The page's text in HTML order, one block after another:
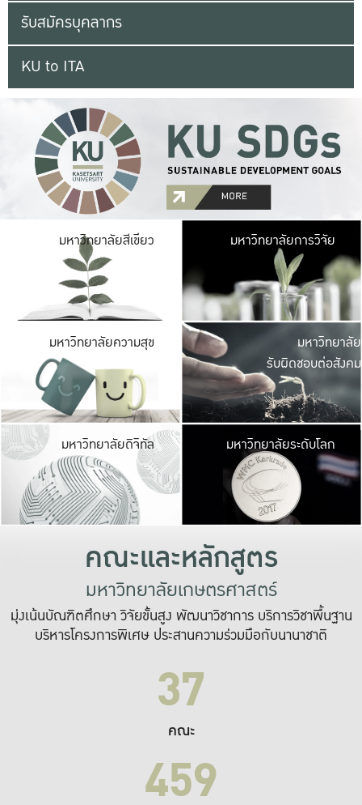
รับสมัครบุคลากร
KU to ITA
มหาวิทยาลัยสีเขียว มหาวิ
มีพื้นที่เขียวสดใส
เป็นป่าในเมือง เกษต
มหาวิทยาลัยการวิจัย
มหาวิทยาลัยความสุข มหาวิ
ค
เปิดประ
และพบเรื่องราวใ
มหาวิทยาลัย
รับผิดชอบต่อสังคม
มหาวิทยาลัยดิจิทัล มหาวิ
เปลี่ยนแปลง แล
เพื่อทำง
ระบบสารสนเทศ
มหาวิทยาลัยระดับโลก
คณะและหลักสูตร
มหาวิทยาลัยเกษตรศาสตร์
มุ่งเน้นบัณฑิตศึกษา วิจัยขั้นสูง พัฒนาวิชาการ บริการวิชาพื้นฐาน
บริหารโครงการพิเศษ ประสานความร่วมมือกับนานาชาติ
37
คณะ
459